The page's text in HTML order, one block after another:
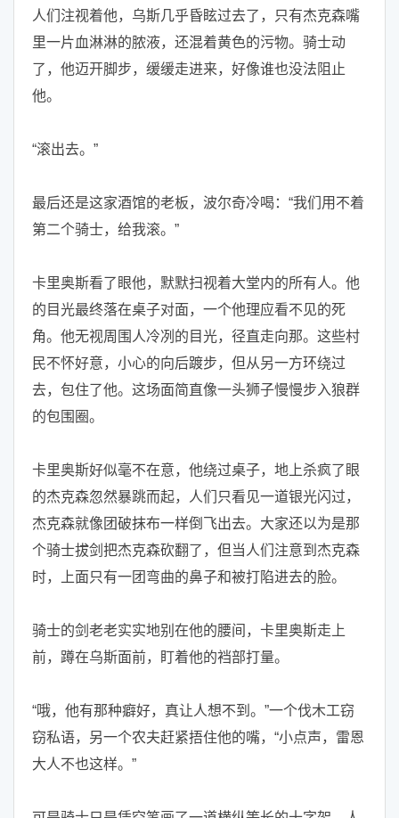
人们注视着他，乌斯几乎昏眩过去了，只有杰克森嘴
里一片血淋淋的脓液，还混着黄色的污物。骑士动
了，他迈开脚步，缓缓走进来，好像谁也没法阻止
他。
“滚出去。”
最后还是这家酒馆的老板，波尔奇冷喝：“我们用不着
第二个骑士，给我滚。”
卡里奥斯看了眼他，默默扫视着大堂内的所有人。他
的目光最终落在桌子对面，一个他理应看不见的死
角。他无视周围人冷冽的目光，径直走向那。这些村
民不怀好意，小心的向后踱步，但从另一方环绕过
去，包住了他。这场面简直像一头狮子慢慢步入狼群
的包围圈。
卡里奥斯好似毫不在意，他绕过桌子，地上杀疯了眼
的杰克森忽然暴跳而起，人们只看见一道银光闪过，
杰克森就像团破抹布一样倒飞出去。大家还以为是那
个骑士拔剑把杰克森砍翻了，但当人们注意到杰克森
时，上面只有一团弯曲的鼻子和被打陷进去的脸。
骑士的剑老老实实地别在他的腰间，卡里奥斯走上
前，蹲在乌斯面前，盯着他的裆部打量。
“哦，他有那种癖好，真让人想不到。”一个伐木工窃
窃私语，另一个农夫赶紧捂住他的嘴，“小点声，雷恩
大人不也这样。”